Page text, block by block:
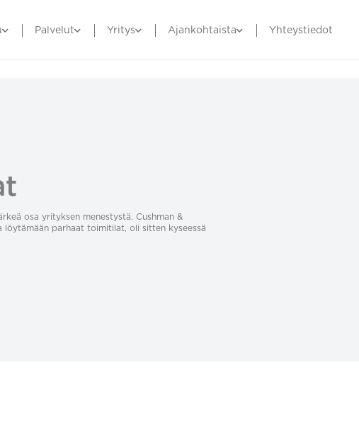
Palvelut Yritys Ajankohtaista Yhteystiedot
osa yrityksen menestystä. Cushman &
parhaat toimitilat, oli sitten kyseessä